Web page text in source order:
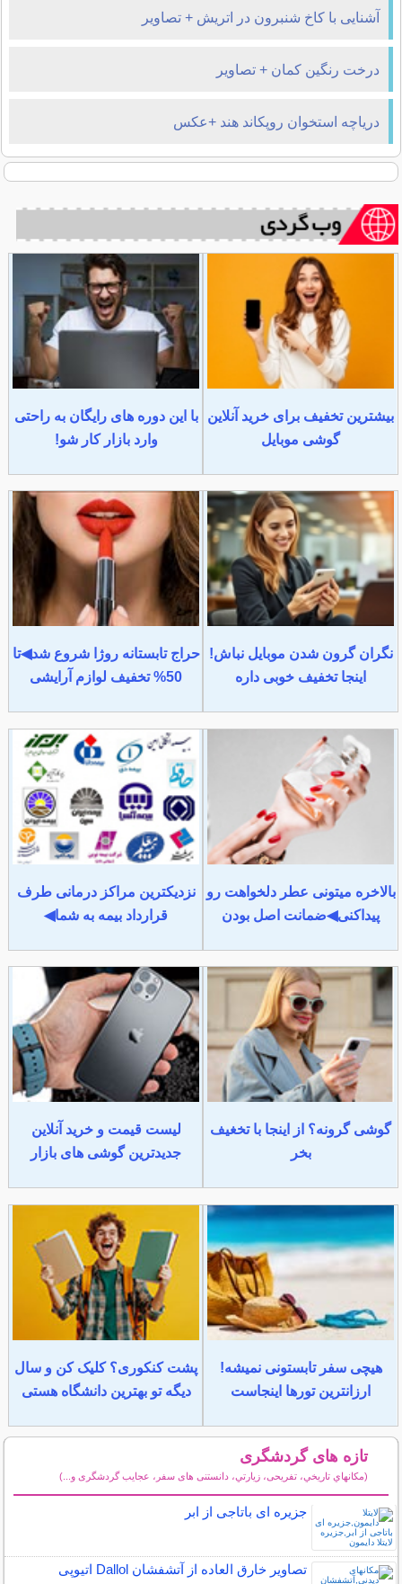
آشنایی با کاخ شنبرون در اتریش + تصاویر
درخت رنگین کمان + تصاویر
دریاچه استخوان روپکاند هند +عکس
بیشترین تخفیف برای خرید آنلاین
گوشی موبایل
با این دوره های رایگان به راحتی
وارد بازار کار شو!
نگران گرون شدن موبایل نباش!
اینجا تخفیف خوبی داره
حراج تابستانه روژا شروع شد◀تا
50% تخفیف لوازم آرایشی
بالاخره میتونی عطر دلخواهت رو
پیداکنی◀ضمانت اصل بودن
نزدیکترین مراکز درمانی طرف
قرارداد بیمه به شما◀
گوشی گرونه؟ از اینجا با تخغیف
بخر
لیست قیمت و خرید آنلاین
جدیدترین گوشی های بازار
هیچی سفر تابستونی نمیشه!
ارزانترین تورها اینجاست
پشت کنکوری؟ کلیک کن و سال
دیگه تو بهترین دانشگاه هستی
تازه های گردشگری
(مكانهاي تاريخي، تفریحی، زيارتي، دانستنی های سفر، عجایب گردشگری و...)
جزیره ای باتاجی از ابر
تصاویر خارق العاده از آتشفشان Dallol اتیوپی